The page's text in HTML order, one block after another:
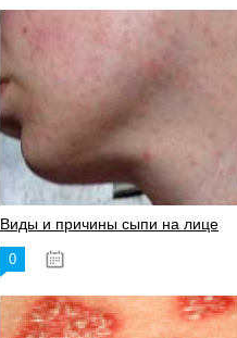
Виды и причины сыпи на лице
0